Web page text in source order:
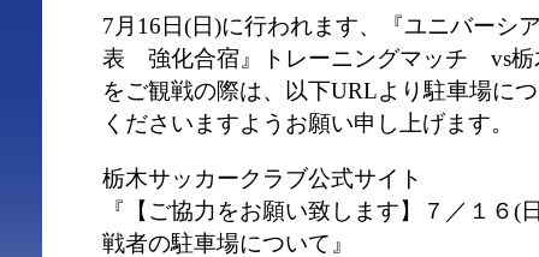
7月16日(日)に行われます、『ユニバーシ
表 強化合宿』トレーニングマッチ vs栃
をご観戦の際は、以下URLより駐車場に
くださいますようお願い申し上げます。
栃木サッカークラブ公式サイト
『【ご協力をお願い致します】７／１６(
戦者の駐車場について』